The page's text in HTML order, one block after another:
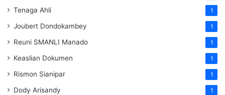
Tenaga Ahli 1
Joubert Dondokambey 1
Reuni SMANLI Manado 1
Keaslian Dokumen 1
Rismon Sianipar 1
Dody Arisandy 1